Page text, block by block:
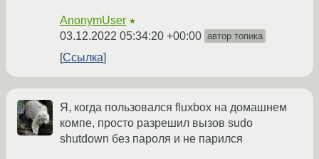
AnonymUser ★
03.12.2022 05:34:20 +00:00 автор топика
Ссылка
Я, когда пользовался fluxbox на домашнем
компе, просто разрешил вызов sudo
shutdown без пароля и не парился